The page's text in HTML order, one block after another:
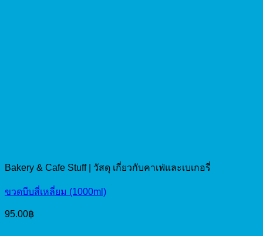
Bakery & Cafe Stuff | วัสดุ เกี่ยวกับคาเฟ่และเบเกอรี่
ขวดบีบสี่เหลี่ยม (1000ml)
95.00฿